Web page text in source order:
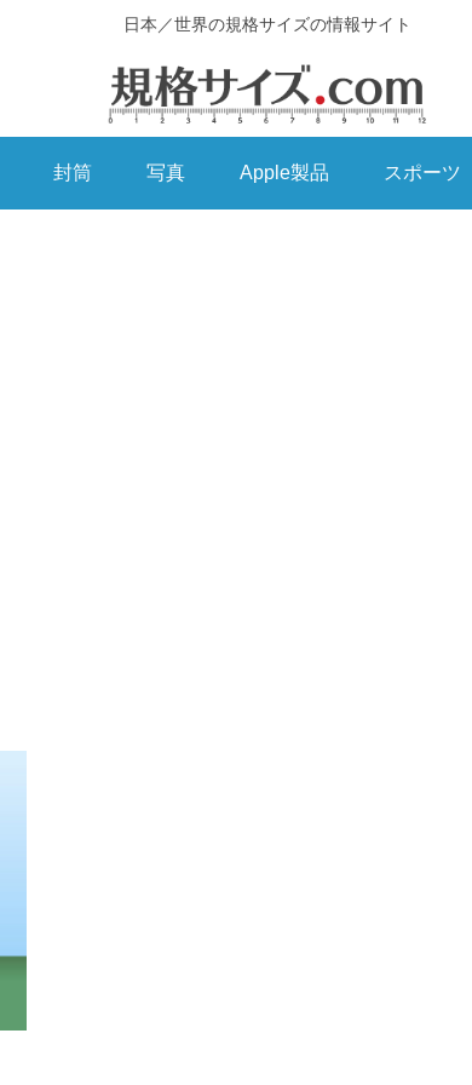
日本／世界の規格サイズの情報サイト
封筒 写真 Apple製品 スポーツ